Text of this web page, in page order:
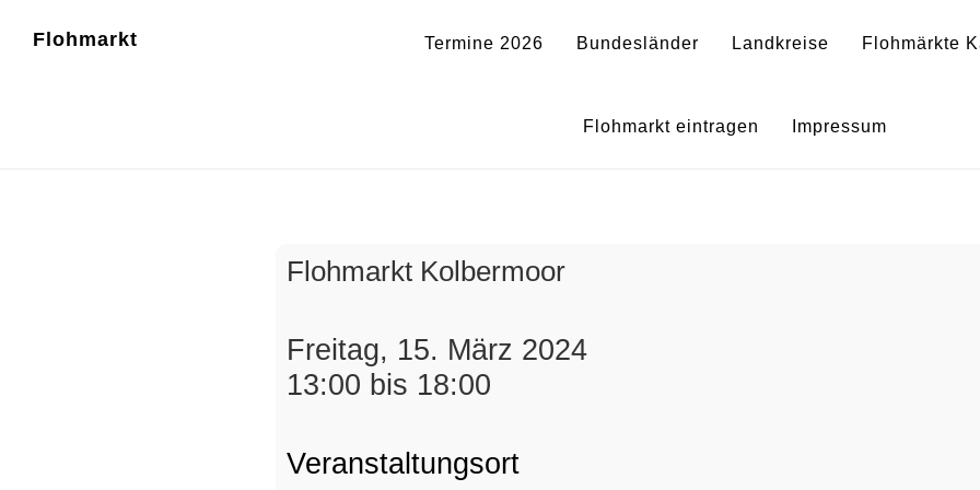
Flohmarkt Termine 2026 Bundesländer Landkreise Flohmärkte
Flohmarkt eintragen Impressum
Flohmarkt im Bücherstüberl in
Flohmarkt Kolbermoor
Freitag, 15. März 2024
13:00 bis 18:00
Veranstaltungsort